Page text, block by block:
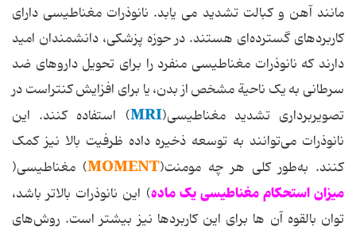
مانند آهن و کبالت تشدید می یابد. نانوذرات مغناطیسی دارای
کاربردهای گسترده‌ای هستند. در حوزه پزشکی، دانشمندان امید
دارند که نانوذرات مغناطیسی منفرد را برای تحویل داروهای ضد
سرطانی به یک ناحیة مشخص از بدن، یا برای افزایش کنتراست در
تصویربرداری تشدید مغناطیسی(MRI) استفاده کنند. این
نانوذرات می‌توانند به توسعه ذخیره داده ظرفیت ‌بالا نیز کمک
کنند. به‌طور کلی هر چه مومنت(MOMENT) مغناطیسی(
میزان استحکام مغناطیسی یک ماده) این نانوذرات بالاتر باشد،
توان بالقوه آن ها برای این کاربردها نیز بیشتر است. روش‌های